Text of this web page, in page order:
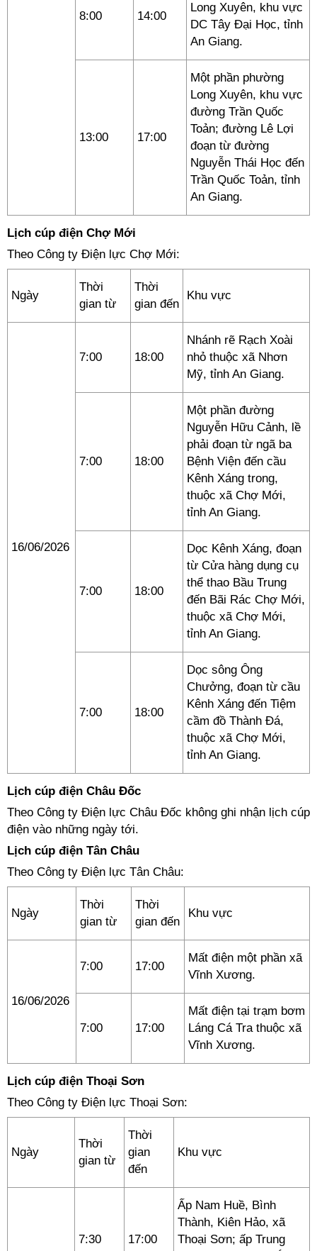
8:00 14:00
Long Xuyên, khu vực
DC Tây Đại Học, tỉnh
An Giang.
13:00 17:00
Một phần phường
Long Xuyên, khu vực
đường Trần Quốc
Toản; đường Lê Lợi
đoạn từ đường
Nguyễn Thái Học đến
Trần Quốc Toản, tỉnh
An Giang.
Lịch cúp điện Chợ Mới
Theo Công ty Điện lực Chợ Mới:
Ngày
Thời
gian từ
Thời
gian đến
Khu vực
16/06/2026
7:00 18:00
Nhánh rẽ Rạch Xoài
nhỏ thuộc xã Nhơn
Mỹ, tỉnh An Giang.
7:00 18:00
Một phần đường
Nguyễn Hữu Cảnh, lề
phải đoạn từ ngã ba
Bệnh Viện đến cầu
Kênh Xáng trong,
thuộc xã Chợ Mới,
tỉnh An Giang.
7:00 18:00
Dọc Kênh Xáng, đoạn
từ Cửa hàng dụng cụ
thể thao Bầu Trung
đến Bãi Rác Chợ Mới,
thuộc xã Chợ Mới,
tỉnh An Giang.
7:00 18:00
Dọc sông Ông
Chưởng, đoạn từ cầu
Kênh Xáng đến Tiệm
cầm đồ Thành Đá,
thuộc xã Chợ Mới,
tỉnh An Giang.
Lịch cúp điện Châu Đốc
Theo Công ty Điện lực Châu Đốc không ghi nhận lịch cúp
điện vào những ngày tới.
Lịch cúp điện Tân Châu
Theo Công ty Điện lực Tân Châu:
Ngày
Thời
gian từ
Thời
gian đến
Khu vực
16/06/2026
7:00 17:00
Mất điện một phần xã
Vĩnh Xương.
7:00 17:00
Mất điện tại trạm bơm
Láng Cá Tra thuộc xã
Vĩnh Xương.
Lịch cúp điện Thoại Sơn
Theo Công ty Điện lực Thoại Sơn:
Ngày
Thời
gian từ
Thời
gian
đến
Khu vực
7:30 17:00
Ấp Nam Huề, Bình
Thành, Kiên Hảo, xã
Thoại Sơn; ấp Trung